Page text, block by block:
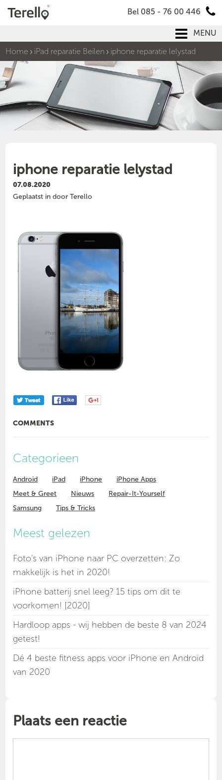
Bel 085 - 76 00 446
MENU
Home
iPad reparatie Beilen iphone reparatie lelystad
iphone reparatie lelystad
07.08.2020
Geplaatst in door Terello
COMMENTS
Categorieen
Android iPad iPhone
iPhone Apps
Meet & Greet
Nieuws
Repair-It-Yourself
Samsung
Tips & Tricks
Meest gelezen
Foto's van iPhone naar PC overzetten: Zo
makkelijk is het in 2020!
iPhone batterij snel leeg? 15 tips om dit te
voorkomen! [2020]
Hardloop apps - wij hebben de beste 8 van 2024
getest!
Dé 4 beste fitness apps voor iPhone en Android
van 2020
Plaats een reactie